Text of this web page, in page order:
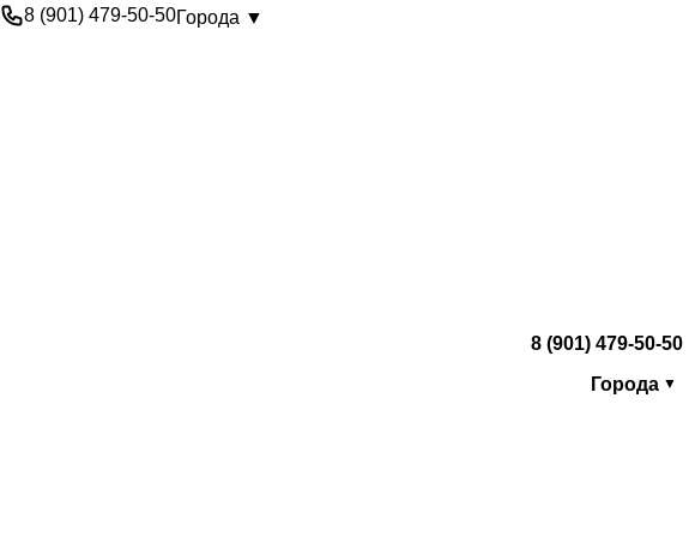
8 (901) 479-50-50Города ▼
8 (901) 479-50-50
Города ▼